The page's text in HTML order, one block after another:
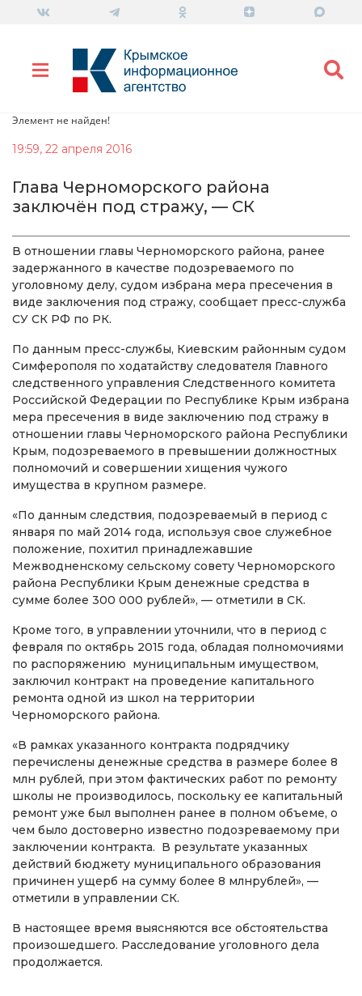
Элемент не найден!
19:59, 22 апреля 2016
Глава Черноморского района
заключён под стражу, — СК
В отношении главы Черноморского района, ранее
задержанного в качестве подозреваемого по
уголовному делу, судом избрана мера пресечения в
виде заключения под стражу, сообщает пресс-служба
СУ СК РФ по РК.
По данным пресс-службы, Киевским районным судом
Симферополя по ходатайству следователя Главного
следственного управления Следственного комитета
Российской Федерации по Республике Крым избрана
мера пресечения в виде заключению под стражу в
отношении главы Черноморского района Республики
Крым, подозреваемого в превышении должностных
полномочий и совершении хищения чужого
имущества в крупном размере.
«По данным следствия, подозреваемый в период с
января по май 2014 года, используя свое служебное
положение, похитил принадлежавшие
Межводненскому сельскому совету Черноморского
района Республики Крым денежные средства в
сумме более 300 000 рублей», — отметили в СК.
Кроме того, в управлении уточнили, что в период с
февраля по октябрь 2015 года, обладая полномочиями
по распоряжению муниципальным имуществом,
заключил контракт на проведение капитального
ремонта одной из школ на территории
Черноморского района.
«В рамках указанного контракта подрядчику
перечислены денежные средства в размере более 8
млн рублей, при этом фактических работ по ремонту
школы не производилось, поскольку ее капитальный
ремонт уже был выполнен ранее в полном объеме, о
чем было достоверно известно подозреваемому при
заключении контракта. В результате указанных
действий бюджету муниципального образования
причинен ущерб на сумму более 8 млнрублей», —
отметили в управлении СК.
В настоящее время выясняются все обстоятельства
произошедшего. Расследование уголовного дела
продолжается.